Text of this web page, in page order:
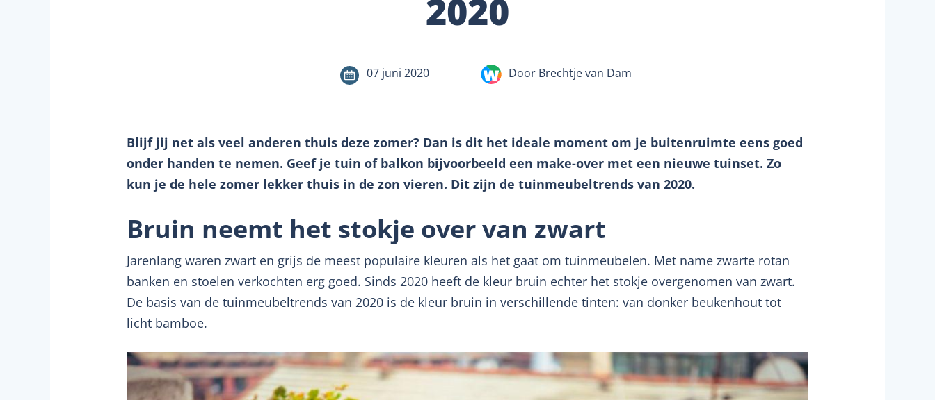
2020
07 juni 2020 Door Brechtje van Dam
Blijf jij net als veel anderen thuis deze zomer? Dan is dit het ideale moment om je buitenruimte eens goed
onder handen te nemen. Geef je tuin of balkon bijvoorbeeld een make-over met een nieuwe tuinset. Zo
kun je de hele zomer lekker thuis in de zon vieren. Dit zijn de tuinmeubeltrends van 2020.
Bruin neemt het stokje over van zwart
Jarenlang waren zwart en grijs de meest populaire kleuren als het gaat om tuinmeubelen. Met name zwarte rotan
banken en stoelen verkochten erg goed. Sinds 2020 heeft de kleur bruin echter het stokje overgenomen van zwart.
De basis van de tuinmeubeltrends van 2020 is de kleur bruin in verschillende tinten: van donker beukenhout tot
licht bamboe.